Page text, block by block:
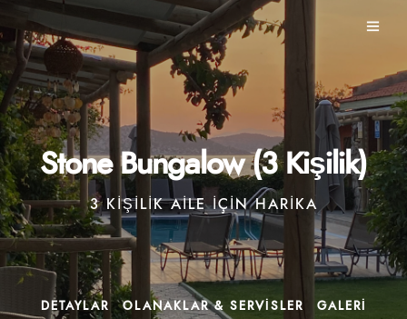
Stone Bungalow (3 Kişilik)
3 KIŞILIK AILE IÇIN HARIKA
DETAYLAR OLANAKLAR & SERVISLER GALERI